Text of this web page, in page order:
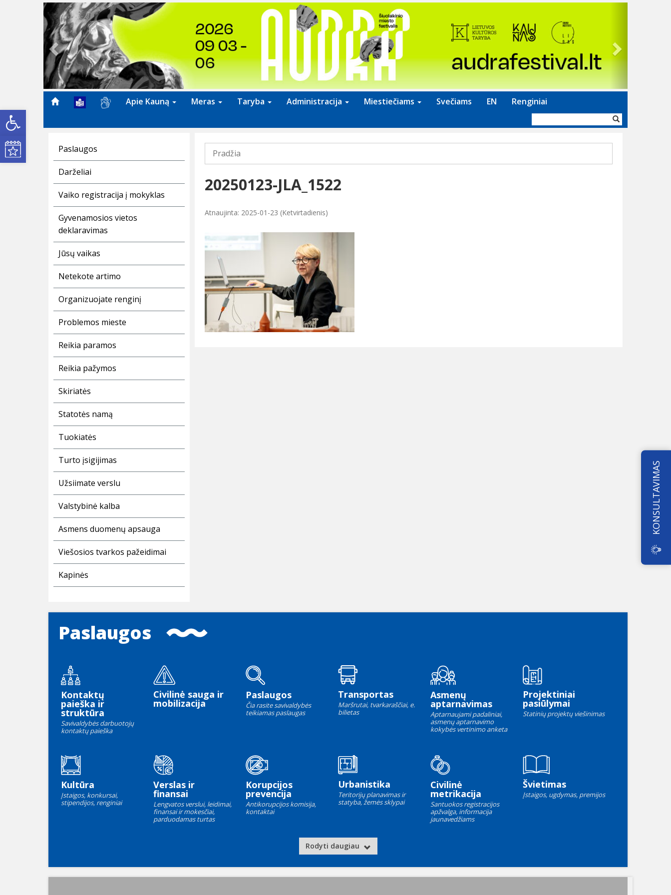
Open toolbar
Kultūros renginiai
Previous
Apie Kauną Meras Taryba Administracija Miestiečiams Svečiams EN Renginiai
forma
Paslaugos
Darželiai
Vaiko registracija į mokyklas
Gyvenamosios vietos
deklaravimas
Jūsų vaikas
Netekote artimo
Organizuojate renginį
Problemos mieste
Reikia paramos
Reikia pažymos
Skiriatės
Statotės namą
Tuokiatės
Turto įsigijimas
Užsiimate verslu
Valstybinė kalba
Asmens duomenų apsauga
Viešosios tvarkos pažeidimai
Kapinės
Pradžia
20250123-JLA_1522
Atnaujinta: 2025-01-23 (Ketvirtadienis)
Paslaugos
Kontaktų
paieška ir
struktūra
Savivaldybės darbuotojų
kontaktų paieška
Civilinė sauga ir
mobilizacija
Paslaugos
Čia rasite savivaldybės
teikiamas paslaugas
Transportas
Maršrutai, tvarkaraščiai, e.
bilietas
Asmenų
aptarnavimas
Aptarnaujami padaliniai,
asmenų aptarnavimo
kokybės vertinimo anketa
Projektiniai
pasiūlymai
Statinių projektų viešinimas
Kultūra
Įstaigos, konkursai,
stipendijos, renginiai
Verslas ir
finansai
Lengvatos verslui, leidimai,
finansai ir mokesčiai,
parduodamas turtas
Korupcijos
prevencija
Antikorupcijos komisija,
kontaktai
Urbanistika
Teritorijų planavimas ir
statyba, žemės sklypai
Civilinė
metrikacija
Santuokos registracijos
apžvalga, informacija
jaunavedžiams
Švietimas
Įstaigos, ugdymas, premijos
Rodyti daugiau
KONSULTAVIMAS